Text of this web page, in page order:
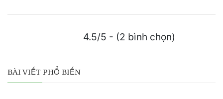
4.5/5 - (2 bình chọn)
BÀI VIẾT PHỔ BIẾN